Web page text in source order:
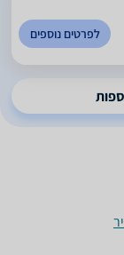
לפרטים נוספים